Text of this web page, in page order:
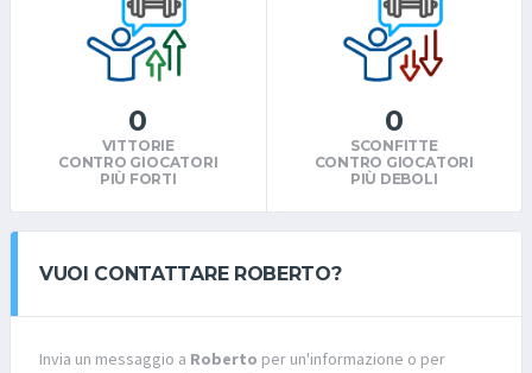
0
VITTORIE
CONTRO GIOCATORI
PIÙ FORTI
0
SCONFITTE
CONTRO GIOCATORI
PIÙ DEBOLI
VUOI CONTATTARE ROBERTO?
Invia un messaggio a Roberto per un'informazione o per